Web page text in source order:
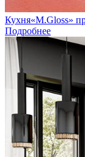
Кухня«M.Gloss»
Подробнее